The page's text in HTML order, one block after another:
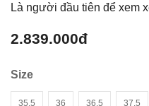
Là người đầu tiên để xem
2.839.000đ
Size
35.5 36 36.5 37.5